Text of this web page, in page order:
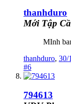
thanhduro
Mới Tập
MInh
thanhduro, 30/
#6
794613